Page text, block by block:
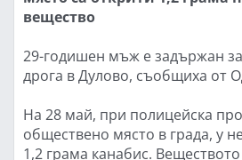
вещество
29-годишен мъж е задържан
дрога в Дулово, съобщиха от
На 28 май, при полицейска
обществено място в града, у
1,2 грама канабис.